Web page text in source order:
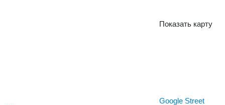
Показать карту
Google Street